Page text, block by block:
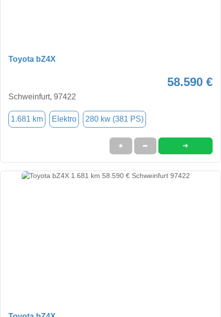
Toyota bZ4X
58.590 €
Schweinfurt, 97422
1.681 km Elektro 280 kw (381 PS)
★ ➦ ➜